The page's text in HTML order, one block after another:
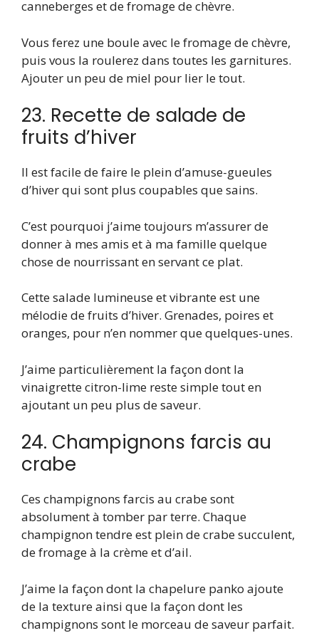
canneberges et de fromage de chèvre.
Vous ferez une boule avec le fromage de chèvre,
puis vous la roulerez dans toutes les garnitures.
Ajouter un peu de miel pour lier le tout.
23. Recette de salade de
fruits d’hiver
Il est facile de faire le plein d’amuse-gueules
d’hiver qui sont plus coupables que sains.
C’est pourquoi j’aime toujours m’assurer de
donner à mes amis et à ma famille quelque
chose de nourrissant en servant ce plat.
Cette salade lumineuse et vibrante est une
mélodie de fruits d’hiver. Grenades, poires et
oranges, pour n’en nommer que quelques-unes.
J’aime particulièrement la façon dont la
vinaigrette citron-lime reste simple tout en
ajoutant un peu plus de saveur.
24. Champignons farcis au
crabe
Ces champignons farcis au crabe sont
absolument à tomber par terre. Chaque
champignon tendre est plein de crabe succulent,
de fromage à la crème et d’ail.
J’aime la façon dont la chapelure panko ajoute
de la texture ainsi que la façon dont les
champignons sont le morceau de saveur parfait.